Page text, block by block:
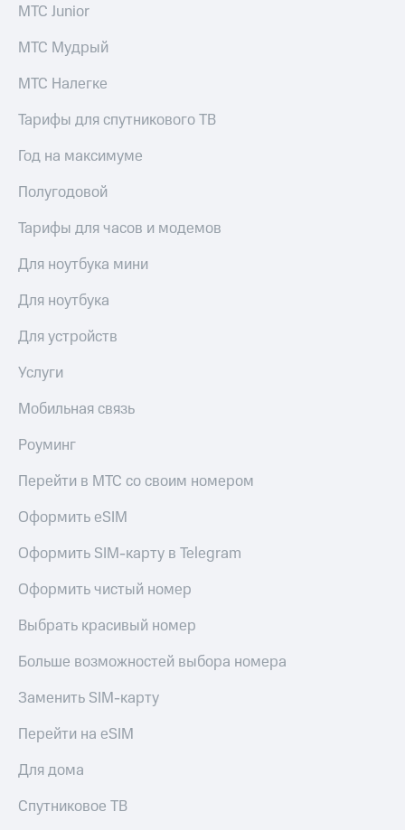
акций
Рынок
Еврооблигации-2023
о
именных
Другое
Регистратор
Реквизиты
Контакты
развитие
деловая этика
На главную
МТС Junior
МТС Мудрый
МТС Налегке
Тарифы для спутникового ТВ
Год на максимуме
Полугодовой
Тарифы для часов и модемов
Для ноутбука мини
Для ноутбука
Для устройств
Услуги
Мобильная связь
Роуминг
Перейти в МТС со своим номером
Оформить eSIM
Оформить SIM-карту в Telegram
Оформить чистый номер
Выбрать красивый номер
Больше возможностей выбора номера
Заменить SIM-карту
Перейти на eSIM
Для дома
Спутниковое ТВ